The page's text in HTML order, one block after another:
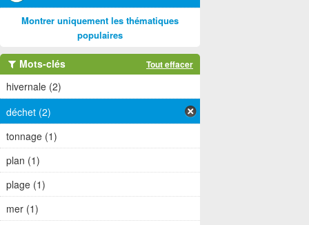
Montrer uniquement les thématiques
populaires
Mots-clés Tout effacer
hivernale (2)
déchet (2)
tonnage (1)
plan (1)
plage (1)
mer (1)